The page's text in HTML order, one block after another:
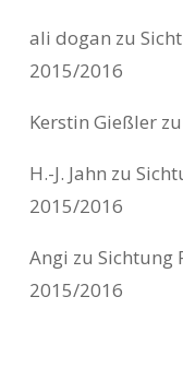
ali dogan zu
2015/2016
Kerstin Gießlerzu
H.-J. Jahn zu
2015/2016
Angi zu Sichtung
2015/2016